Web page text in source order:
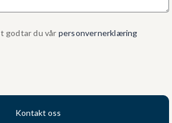
godtar du vår personvernerklæring
Kontakt oss